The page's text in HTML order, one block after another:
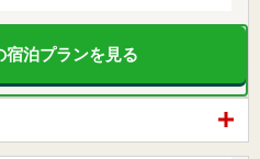
宿泊プランを見る